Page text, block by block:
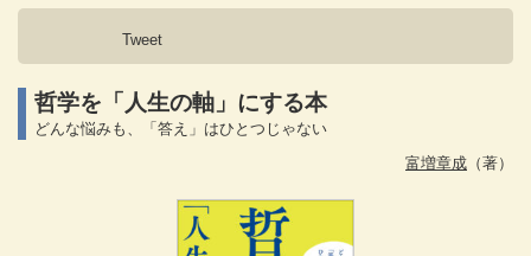
Tweet
哲学を「人生の軸」にする本
どんな悩みも、「答え」はひとつじゃない
富増章成 （著）